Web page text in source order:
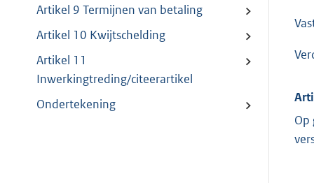
Artikel 9 Termijnen van betaling
Artikel 10 Kwijtschelding
Artikel 11
Inwerkingtreding/citeerartikel
Ondertekening
Op